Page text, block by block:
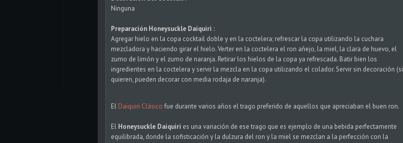
Ninguna
Preparación Honeysuckle Daiquiri :
Agregar hielo en la copa cocktail doble y en la coctelera; refrescar la copa utilizando la cuchara
mezcladora y haciendo girar el hielo. Verter en la coctelera el ron añejo, la miel, la clara de huevo, el
zumo de limón y el zumo de naranja. Retirar los hielos de la copa ya refrescada. Batir bien los
ingredientes en la coctelera y servir la mezcla en la copa utilizando el colador. Servir sin decoración (si
quieren, pueden decorar con media rodaja de naranja).
El Daiquiri Clásico fue durante varios años el trago preferido de aquellos que apreciaban el buen ron.
El Honeysuckle Daiquiri es una variación de ese trago que es ejemplo de una bebida perfectamente
equilibrada, donde la sofisticación y la dulzura del ron y la miel se mezclan a la perfección con la